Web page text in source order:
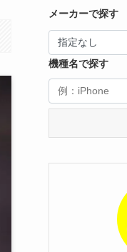
メーカーで探す
機種名で探す